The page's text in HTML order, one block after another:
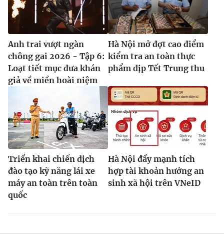
Ðiện thoại Thời báo VTV:024.66 897 897
Email:
toasoan@vtv.vn
Liên hệ quảng cáo:024-7300.7108
® Cấm sao chép dưới mọi hình thức nếu không có sự chấp
thuận bằng văn bản. Ghi rõ nguồn VTV.vn khi phát hành lại
thông tin từ website này.
Anh trai vượt ngàn
chông gai 2026 - Tập 6:
Loạt tiết mục đưa khán
giả về miền hoài niệm
Hà Nội mở đợt cao điểm
kiểm tra an toàn thực
phẩm dịp Tết Trung thu
Triển khai chiến dịch
đào tạo kỹ năng lái xe
máy an toàn trên toàn
quốc
Hà Nội đẩy mạnh tích
hợp tài khoản hưởng an
sinh xã hội trên VNeID